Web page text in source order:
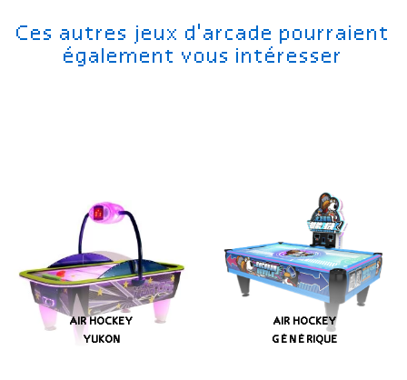
Ces autres jeux d'arcade pourraient
également vous intéresser
AIR HOCKEY
YUKON
AIR HOCKEY
GÉNÉRIQUE